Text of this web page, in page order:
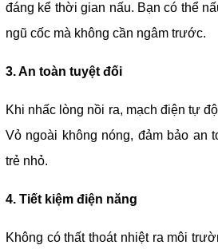
đáng kể thời gian nấu. Bạn có thể
ngũ cốc mà không cần ngâm trước.
3. An toàn tuyệt đối
Khi nhấc lòng nồi ra, mạch điện tự
Vỏ ngoài không nóng, đảm bảo an
trẻ nhỏ.
4. Tiết kiệm điện năng
Không có thất thoát nhiệt ra môi